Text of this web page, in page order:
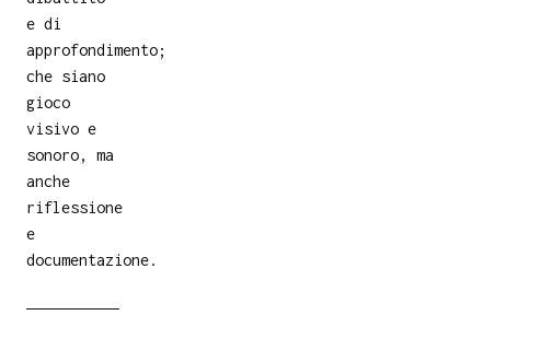
e di
approfondimento;
che siano
gioco
visivo e
sonoro, ma
anche
riflessione
e
documentazione.